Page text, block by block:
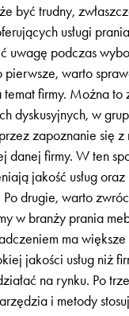
być trudny,
usługi
uwagę podczas
pierwsze, warto
temat firmy. Można to
dyskusyjnych, w
zapoznanie się z
danej firmy. W ten
jakość usług
drugie, warto
w branży prania
ma większe
jakości usług niż
na rynku. Po
i metody